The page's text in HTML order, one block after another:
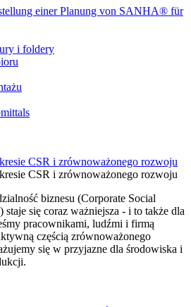
i foldery
CSR i zrównoważonego rozwoju
CSR i zrównoważonego rozwoju
biznesu (Corporate Social
się coraz ważniejsza - i to także dla
pracownikami, ludźmi i firmą
częścią zrównoważonego
się w przyjazne dla środowiska i